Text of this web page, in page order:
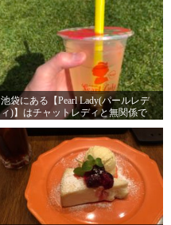
池袋にある【Pearl Lady(パールレデ
ィ)】はチャットレディと無関係で